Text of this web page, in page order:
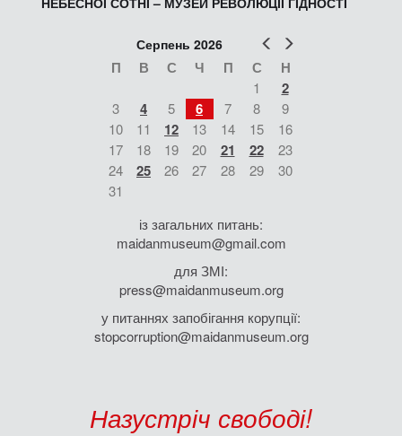
Попер
Серпень 2026
П В С Ч П С Н
1 2
3 4 5 6 7 8
9
10
11 12 13 14 15
16
17
18 19 20 21 22
23
24
25 26 27 28 29
30
31
із загальних питань:
maidanmuseum@gmail.com
для ЗМІ:
press@maidanmuseum.org
у питаннях запобігання корупції:
stopcorruption@maidanmuseum.org
Назустріч свободі!